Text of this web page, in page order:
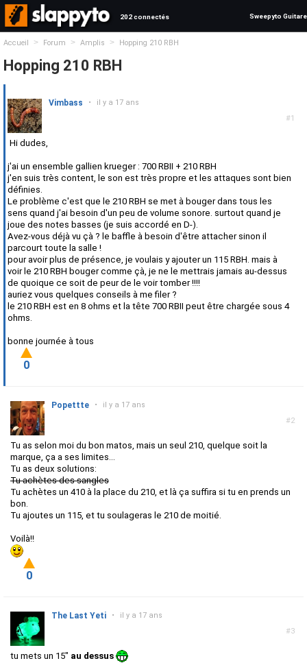
202 connectés Sweepyto Guitare
Accueil > Forum > Amplis > Hopping 210 RBH
Hopping 210 RBH
#1
Vimbass • il y a 17 ans
Hi dudes,
j'ai un ensemble gallien krueger : 700 RBII + 210 RBH
j'en suis très content, le son est très propre et les attaques sont bien
définies.
Le problème c'est que le 210 RBH se met à bouger dans tous les
sens quand j'ai besoin d'un peu de volume sonore. surtout quand je
joue des notes basses (je suis accordé en D-).
Avez-vous déjà vu çà ? le baffle à besoin d'être attacher sinon il
parcourt toute la salle !
pour avoir plus de présence, je voulais y ajouter un 115 RBH. mais à
voir le 210 RBH bouger comme çà, je ne le mettrais jamais au-dessus
de quoique ce soit de peur de le voir tomber !!!!
auriez vous quelques conseils à me filer ?
le 210 RBH est en 8 ohms et la tête 700 RBII peut être chargée sous 4
ohms.
bonne journée à tous
0
#2
Popettte • il y a 17 ans
Tu as selon moi du bon matos, mais un seul 210, quelque soit la
marque, ça a ses limites...
Tu as deux solutions:
Tu achètes des sangles
Tu achètes un 410 à la place du 210, et là ça suffira si tu en prends un
bon.
Tu ajoutes un 115, et tu soulageras le 210 de moitié.
Voilà!!
0
#3
The Last Yeti • il y a 17 ans
tu mets un 15" au dessus